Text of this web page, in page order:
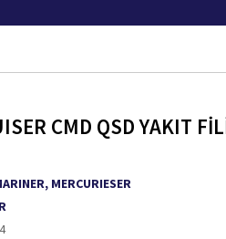
CMD QSD YAKIT
MERCURIESER